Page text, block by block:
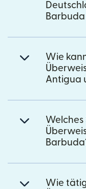
Wie
Antigua
Wie